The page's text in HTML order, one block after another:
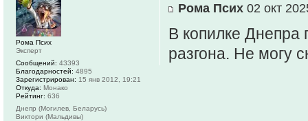
Рома Псих 02 окт
В копилке Днепра
разгона. Не могу
Рома Псих
Эксперт
Сообщений: 43393
Благодарностей: 4895
Зарегистрирован: 15 янв 2012, 19:21
Откуда: Монако
Рейтинг: 636
Днепр (Могилев, Беларусь)
Виктори (Мальдивы)